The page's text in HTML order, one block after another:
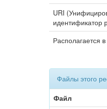
URI
идентификатор
Располагается
Файлы этого
Файл